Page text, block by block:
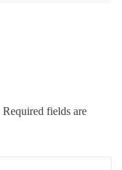
Required fields are